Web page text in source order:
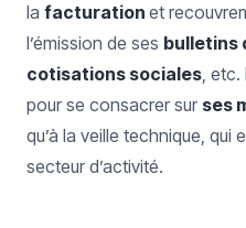
la facturation et
l’émission de ses bulletins
cotisations sociales, etc.
pour se consacrer sur ses
qu’à la veille technique,
secteur d’activité.